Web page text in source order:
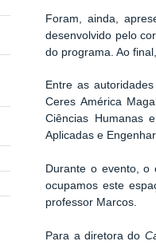
Foram, ainda,
desenvolvido pelo
do programa. Ao
Entre as
Ceres América
Ciências Humanas
Aplicadas e
Durante o evento, o
ocupamos este
professor Marcos.
Para a diretora do